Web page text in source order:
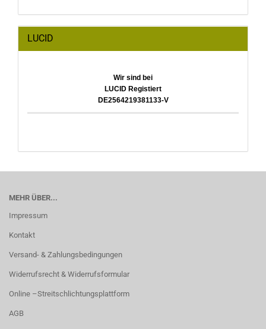
LUCID
Wir sind bei
LUCID Registiert
DE2564219381133-V
MEHR ÜBER...
Impressum
Kontakt
Versand- & Zahlungsbedingungen
Widerrufsrecht & Widerrufsformular
Online –Streitschlichtungsplattform
AGB